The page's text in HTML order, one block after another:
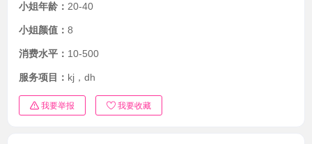
小姐年龄： 20-40
小姐颜值： 8
消费水平： 10-500
服务项目： kj，dh
我要举报 我要收藏